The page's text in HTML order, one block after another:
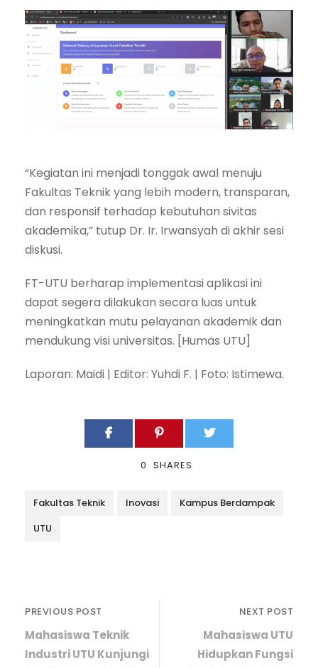
“Kegiatan ini menjadi tonggak awal menuju
Fakultas Teknik yang lebih modern, transparan,
dan responsif terhadap kebutuhan sivitas
akademika,” tutup Dr. Ir. Irwansyah di akhir sesi
diskusi.
FT-UTU berharap implementasi aplikasi ini
dapat segera dilakukan secara luas untuk
meningkatkan mutu pelayanan akademik dan
mendukung visi universitas. [Humas UTU]
Laporan: Maidi | Editor: Yuhdi F. | Foto: Istimewa.
0 SHARES
Fakultas Teknik Inovasi
Kampus Berdampak
UTU
PREVIOUS POST
Mahasiswa Teknik
Industri UTU Kunjungi
NEXT POST
Mahasiswa UTU
Hidupkan Fungsi